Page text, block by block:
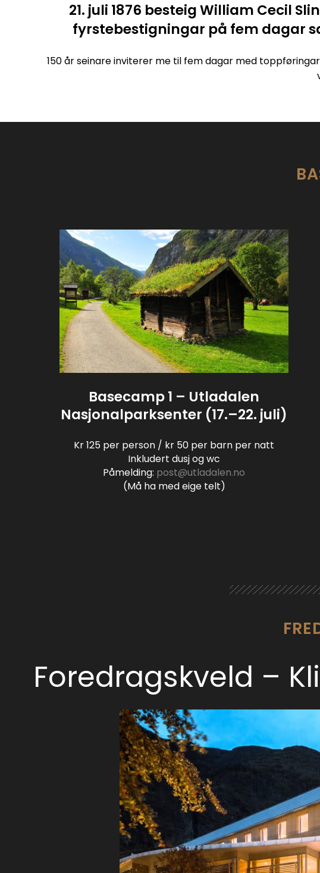
21. juli 1876 besteig William Cecil
fyrstebestigningar på fem dagar
150 år seinare inviterer me til fem dagar med
Basecamp 1 – Utladalen
Nasjonalparksenter (17.–22. juli)
Kr 125 per person / kr 50 per barn per natt
Inkludert dusj og wc
Påmelding: post@utladalen.no
(Må ha med eige telt)
Foredragskveld –